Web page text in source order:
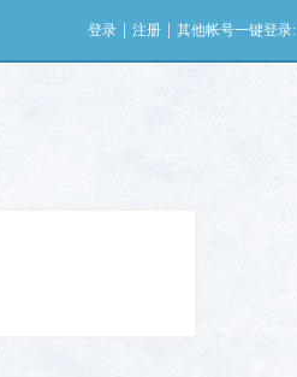
登录 注册 其他帐号一键登录: